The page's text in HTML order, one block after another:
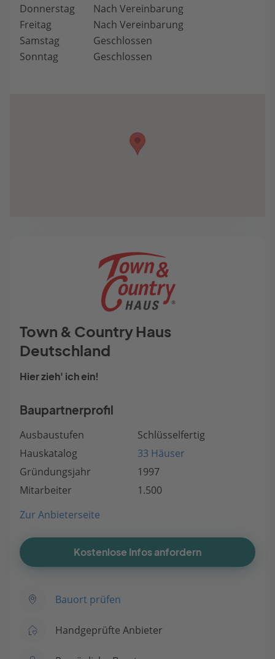
Donnerstag
Nach Vereinbarung
Freitag
Nach Vereinbarung
Samstag
Geschlossen
Sonntag
Geschlossen
Town & Country Haus
Deutschland
Hier zieh' ich ein!
Baupartnerprofil
Ausbaustufen
Schlüsselfertig
Hauskatalog
33 Häuser
Gründungsjahr
1997
Mitarbeiter
1.500
Zur Anbieterseite
Kostenlose Infos anfordern
Bauort prüfen
Handgeprüfte Anbieter